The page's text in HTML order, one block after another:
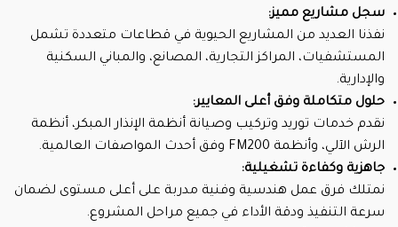
سجل مشاريع مميز:
نفذنا العديد من المشاريع الحيوية في قطاعات متعددة تشمل
المستشفيات، المراكز التجارية، المصانع، والمباني السكنية
والإدارية.
حلول متكاملة وفق أعلى المعايير:
نقدم خدمات توريد وتركيب وصيانة أنظمة الإنذار المبكر، أنظمة
الرش الآلي، وأنظمة FM200 وفق أحدث المواصفات العالمية.
جاهزية وكفاءة تشغيلية:
نمتلك فرق عمل هندسية وفنية مدربة على أعلى مستوى لضمان
سرعة التنفيذ ودقة الأداء في جميع مراحل المشروع.